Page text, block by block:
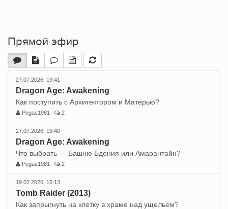
Прямой эфир
27.07.2026, 19:41
Dragon Age: Awakening
Как поступить с Архитектором и Матерью?
Pegas1981 2
27.07.2026, 19:40
Dragon Age: Awakening
Что выбрать — Башню Бдения или Амарантайн?
Pegas1981 2
19.02.2026, 16:13
Tomb Raider (2013)
Как запрыгнуть на клетку в храме над ущельем?